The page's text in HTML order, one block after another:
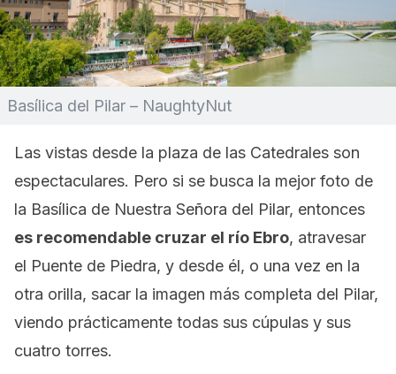
Basílica del Pilar – NaughtyNut
Las vistas desde la plaza de las Catedrales son
espectaculares. Pero si se busca la mejor foto de
la Basílica de Nuestra Señora del Pilar, entonces
es recomendable cruzar el río Ebro, atravesar
el Puente de Piedra, y desde él, o una vez en la
otra orilla, sacar la imagen más completa del Pilar,
viendo prácticamente todas sus cúpulas y sus
cuatro torres.